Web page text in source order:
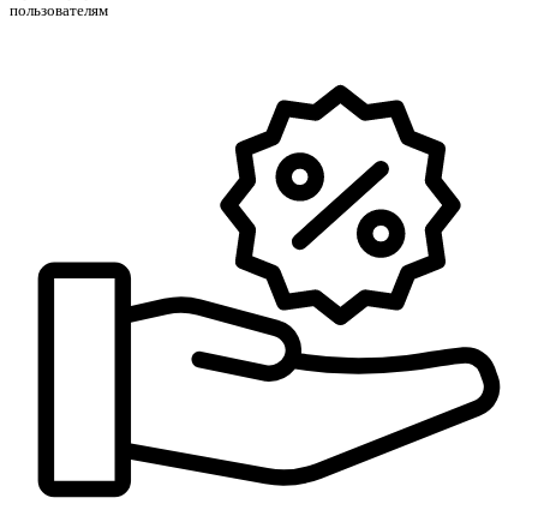
пользователям